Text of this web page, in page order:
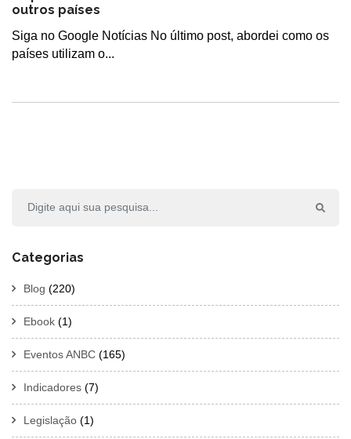
outros países
Siga no Google Notícias No último post, abordei como os
países utilizam o...
Categorias
Blog (220)
Ebook (1)
Eventos ANBC (165)
Indicadores (7)
Legislação (1)